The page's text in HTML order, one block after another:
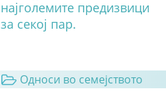
најголемите предизвици
за секој пар.
Односи во семејството